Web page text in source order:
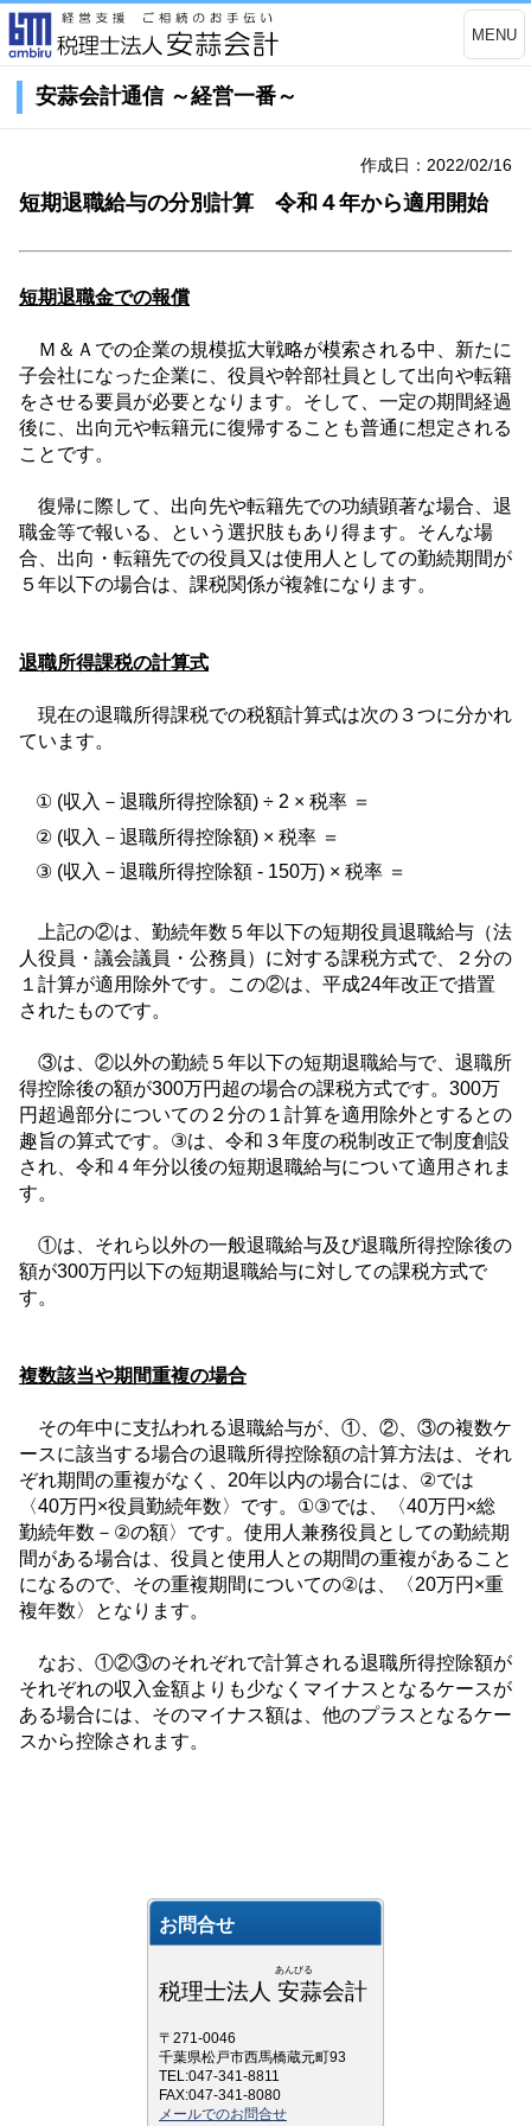
MENU
安蒜会計通信 ～経営一番～
作成日：2022/02/16
短期退職給与の分別計算 令和４年から適用開始
短期退職金での報償
Ｍ＆Ａでの企業の規模拡大戦略が模索される中、新たに
子会社になった企業に、役員や幹部社員として出向や転籍
をさせる要員が必要となります。そして、一定の期間経過
後に、出向元や転籍元に復帰することも普通に想定される
ことです。
復帰に際して、出向先や転籍先での功績顕著な場合、退
職金等で報いる、という選択肢もあり得ます。そんな場
合、出向・転籍先での役員又は使用人としての勤続期間が
５年以下の場合は、課税関係が複雑になります。
退職所得課税の計算式
現在の退職所得課税での税額計算式は次の３つに分かれ
ています。
① (収入－退職所得控除額) ÷ 2 × 税率 ＝
② (収入－退職所得控除額) × 税率 ＝
③ (収入－退職所得控除額 - 150万) × 税率 ＝
上記の②は、勤続年数５年以下の短期役員退職給与（法
人役員・議会議員・公務員）に対する課税方式で、２分の
１計算が適用除外です。この②は、平成24年改正で措置
されたものです。
③は、②以外の勤続５年以下の短期退職給与で、退職所
得控除後の額が300万円超の場合の課税方式です。 300万
円超過部分についての２分の１計算を適用除外とするとの
趣旨の算式です。 ③は、令和３年度の税制改正で制度創設
され、令和４年分以後の短期退職給与について適用されま
す。
①は、それら以外の一般退職給与及び退職所得控除後の
額が300万円以下の短期退職給与に対しての課税方式で
す。
複数該当や期間重複の場合
その年中に支払われる退職給与が、①、②、③の複数ケ
ースに該当する場合の退職所得控除額の計算方法は、それ
ぞれ期間の重複がなく、 20年以内の場合には、 ②では
〈40万円 ×役員勤続年数〉です。 ①③では、〈40万円 ×総
勤続年数－ ②の額〉です。使用人兼務役員としての勤続期
間がある場合は、役員と使用人との期間の重複があること
になるので、その重複期間についての②は、〈20万円 ×重
複年数〉となります。
なお、①②③のそれぞれで計算される退職所得控除額が
それぞれの収入金額よりも少なくマイナスとなるケースが
ある場合には、そのマイナス額は、他のプラスとなるケー
スから控除されます。
お問合せ
あんびる
税理士法人 安蒜会計
〒271-0046
千葉県松戸市西馬橋蔵元町93
TEL:047-341-8811
FAX:047-341-8080
メールでのお問合せ